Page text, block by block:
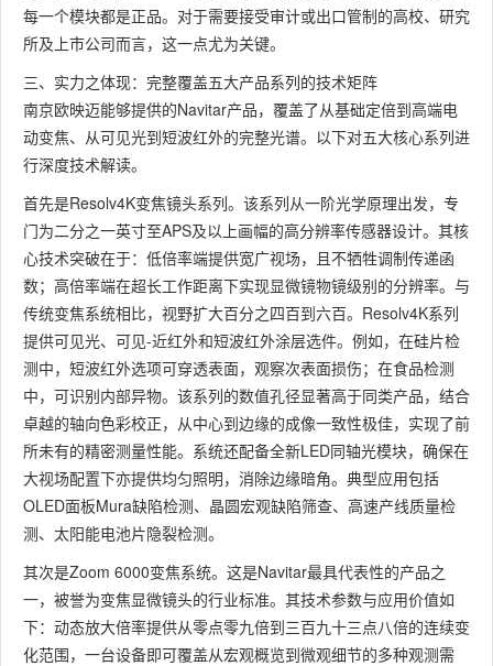
每一个模块都是正品。对于需要接受审计或出口管制的高校、研究
所及上市公司而言，这一点尤为关键。
三、实力之体现：完整覆盖五大产品系列的技术矩阵
南京欧映迈能够提供的Navitar产品，覆盖了从基础定倍到高端电
动变焦、从可见光到短波红外的完整光谱。以下对五大核心系列进
行深度技术解读。
首先是Resolv4K变焦镜头系列。该系列从一阶光学原理出发，专
门为二分之一英寸至APS及以上画幅的高分辨率传感器设计。其核
心技术突破在于：低倍率端提供宽广视场，且不牺牲调制传递函
数；高倍率端在超长工作距离下实现显微镜物镜级别的分辨率。与
传统变焦系统相比，视野扩大百分之四百到六百。Resolv4K系列
提供可见光、可见-近红外和短波红外涂层选件。例如，在硅片检
测中，短波红外选项可穿透表面，观察次表面损伤；在食品检测
中，可识别内部异物。该系列的数值孔径显著高于同类产品，结合
卓越的轴向色彩校正，从中心到边缘的成像一致性极佳，实现了前
所未有的精密测量性能。系统还配备全新LED同轴光模块，确保在
大视场配置下亦提供均匀照明，消除边缘暗角。典型应用包括
OLED面板Mura缺陷检测、晶圆宏观缺陷筛查、高速产线质量检
测、太阳能电池片隐裂检测。
其次是Zoom 6000变焦系统。这是Navitar最具代表性的产品之
一，被誉为变焦显微镜头的行业标准。其技术参数与应用价值如
下：动态放大倍率提供从零点零九倍到三百九十三点八倍的连续变
化范围，一台设备即可覆盖从宏观概览到微观细节的多种观测需